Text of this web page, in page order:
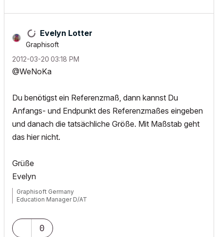
Evelyn Lotter
Graphisoft
‎2012-03-20 03:18 PM
@WeNoKa
Du benötigst ein Referenzmaß, dann kannst Du
Anfangs- und Endpunkt des Referenzmaßes eingeben
und danach die tatsächliche Größe. Mit Maßstab geht
das hier nicht.
Grüße
Evelyn
Graphisoft Germany
Education Manager D/AT
0